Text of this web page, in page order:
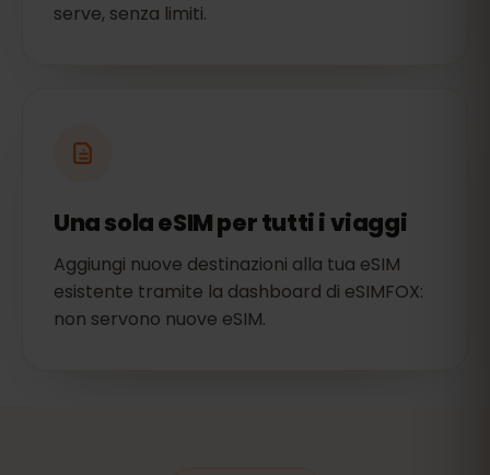
serve, senza limiti.
Una sola eSIM per tutti i viaggi
Aggiungi nuove destinazioni alla tua eSIM
esistente tramite la dashboard di eSIMFOX:
non servono nuove eSIM.